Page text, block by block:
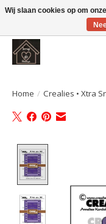
Large selection of products
Home / Crealies • Xtra
Wij slaan cookies op om